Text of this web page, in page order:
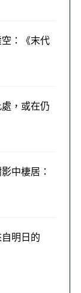
：《末代
，或在仍
中棲居：
明日的